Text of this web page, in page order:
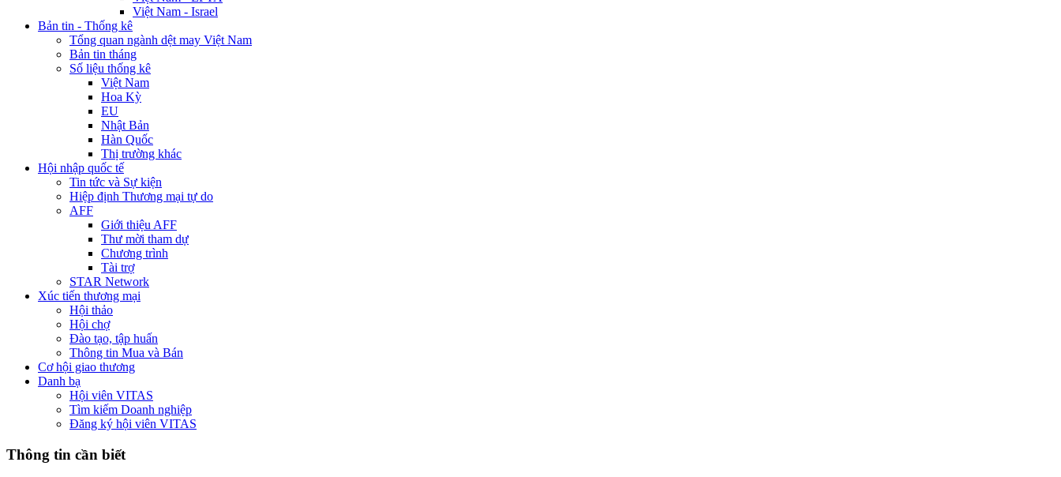
Việt Nam - Israel
Bản tin - Thống kê
Tổng quan ngành dệt may Việt Nam
Bản tin tháng
Số liệu thống kê
Việt Nam
Hoa Kỳ
EU
Nhật Bản
Hàn Quốc
Thị trường khác
Hội nhập quốc tế
Tin tức và Sự kiện
Hiệp định Thương mại tự do
AFF
Giới thiệu AFF
Thư mời tham dự
Chương trình
Tài trợ
STAR Network
Xúc tiến thương mại
Hội thảo
Hội chợ
Đào tạo, tập huấn
Thông tin Mua và Bán
Cơ hội giao thương
Danh bạ
Hội viên VITAS
Tìm kiếm Doanh nghiệp
Đăng ký hội viên VITAS
Thông tin cần biết